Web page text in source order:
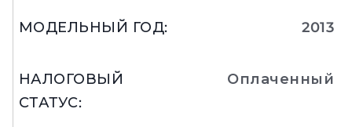
МОДЕЛЬНЫЙ ГОД: 2013
НАЛОГОВЫЙ
СТАТУС:
Оплаченный